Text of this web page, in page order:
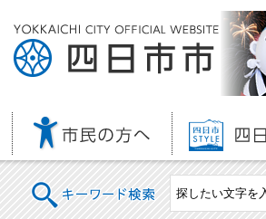
キーワード検索